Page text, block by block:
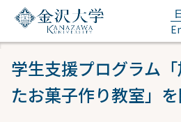
学生支援プログラム
たお菓子作り教室」